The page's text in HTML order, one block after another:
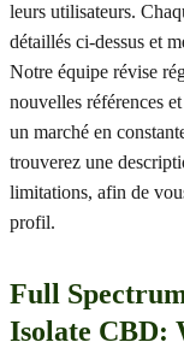
leurs utilisateurs.
détaillés ci-dessus et
Notre équipe révise
nouvelles références
un marché en
trouverez une
limitations, afin de
profil.
Full
Isolate CBD: